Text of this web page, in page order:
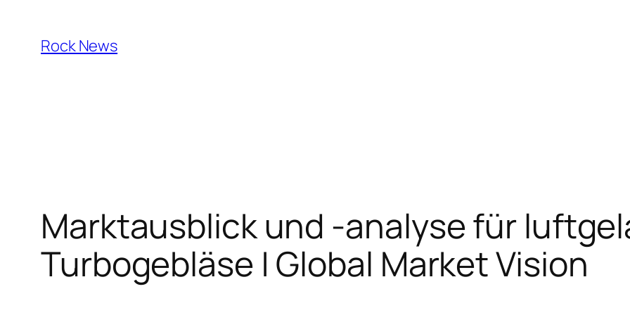
content
Rock News
Marktausblick und -analyse für
Turbogebläse | Global Market Vision